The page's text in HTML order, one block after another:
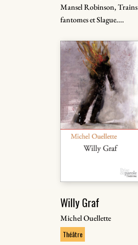
Mansel Robinson, Trains
fantomes et Slague....
Willy Graf
Michel Ouellette
Théâtre